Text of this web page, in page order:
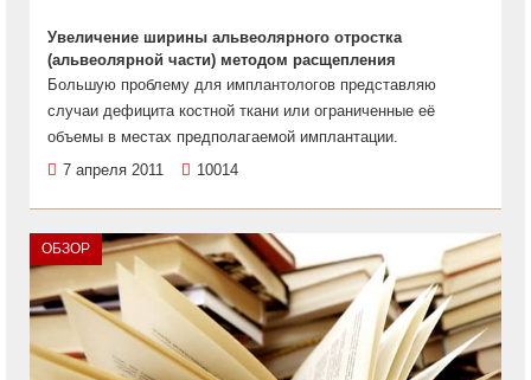
Увеличение ширины альвеолярного отростка
(альвеолярной части) методом расщепления
Большую проблему для имплантологов представляю
случаи дефицита костной ткани или ограниченные её
объемы в местах предполагаемой имплантации.
7 апреля 2011
10014
ОБЗОР